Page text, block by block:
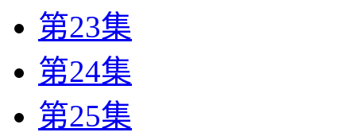
第23集
第24集
第25集